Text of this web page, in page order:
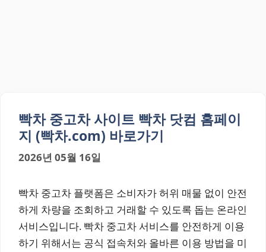
빡차 중고차 사이트 빡차 닷컴 홈페이
지 (빡차.com) 바로가기
2026년 05월 16일
빡차 중고차 플랫폼은 소비자가 허위 매물 없이 안전
하게 차량을 조회하고 거래할 수 있도록 돕는 온라인
서비스입니다. 빡차 중고차 서비스를 안전하게 이용
하기 위해서는 공식 접속처와 올바른 이용 방법을 미